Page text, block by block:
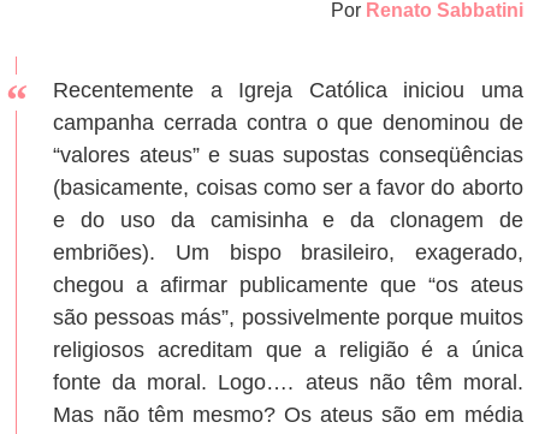
Por Renato Sabbatini
Recentemente a Igreja Católica iniciou uma
campanha cerrada contra o que denominou de
“valores ateus” e suas supostas conseqüências
(basicamente, coisas como ser a favor do aborto
e do uso da camisinha e da clonagem de
embriões). Um bispo brasileiro, exagerado,
chegou a afirmar publicamente que “os ateus
são pessoas más”, possivelmente porque muitos
religiosos acreditam que a religião é a única
fonte da moral. Logo…. ateus não têm moral.
Mas não têm mesmo? Os ateus são em média